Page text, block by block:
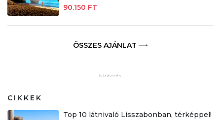
90.150 FT
ÖSSZES AJÁNLAT
CIKKEK
Top 10 látnivaló Lisszabonban, térképpel!